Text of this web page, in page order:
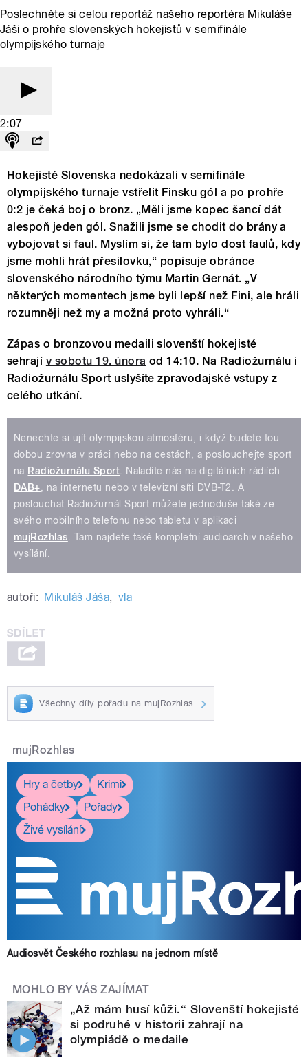
Poslechněte si celou reportáž našeho reportéra Mikuláše
Jáši o prohře slovenských hokejistů v semifinále
olympijského turnaje
2:07
Hokejisté Slovenska nedokázali v semifinále
olympijského turnaje vstřelit Finsku gól a po prohře
0:2 je čeká boj o bronz. „Měli jsme kopec šancí dát
alespoň jeden gól. Snažili jsme se chodit do brány a
vybojovat si faul. Myslím si, že tam bylo dost faulů, kdy
jsme mohli hrát přesilovku,“ popisuje obránce
slovenského národního týmu Martin Gernát. „V
některých momentech jsme byli lepší než Fini, ale hráli
rozumněji než my a možná proto vyhráli.“
Zápas o bronzovou medaili slovenští hokejisté
sehrají v sobotu 19. února od 14:10. Na Radiožurnálu i
Radiožurnálu Sport uslyšíte zpravodajské vstupy z
celého utkání.
Nenechte si ujít olympijskou atmosféru, i když budete tou
dobou zrovna v práci nebo na cestách, a poslouchejte sport
na Radiožurnálu Sport . Naladíte nás na digitálních rádiích
DAB+ , na internetu nebo v televizní síti DVB-T2. A
poslouchat Radiožurnál Sport můžete jednoduše také ze
svého mobilního telefonu nebo tabletu v aplikaci
mujRozhlas . Tam najdete také kompletní audioarchiv našeho
vysílání.
autoři: Mikuláš Jáša, vla
Všechny díly pořadu na mujRozhlas
mujRozhlas
Hry a četby
Krimi
Pohádky
Pořady
Živé vysílání
Audiosvět Českého rozhlasu na jednom místě
MOHLO BY VÁS ZAJÍMAT
„Až mám husí kůži.“ Slovenští hokejisté
si podruhé v historii zahrají na
olympiádě o medaile